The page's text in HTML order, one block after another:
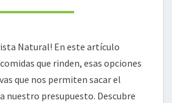
DE
ENERGÍA
Natural! En este artículo
que rinden, esas opciones
que nos permiten sacar el
nuestro presupuesto. Descubre